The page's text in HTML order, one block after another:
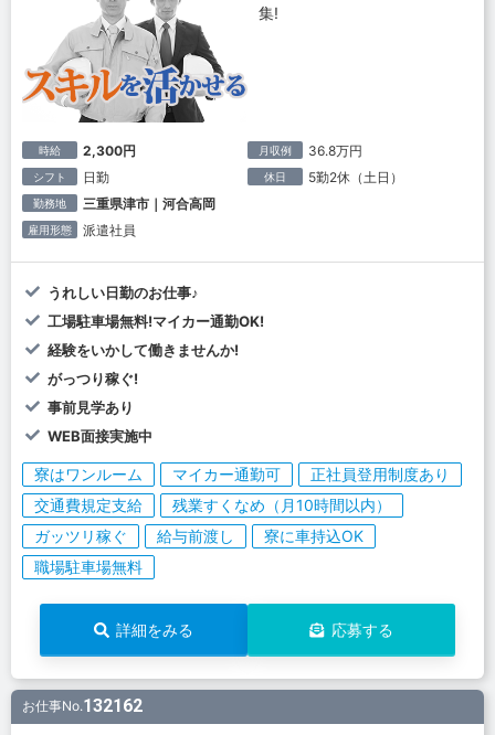
集!
時給 2,300円 月収例 36.8万円
シフト 日勤 休日 5勤2休（土日）
勤務地 三重県津市｜河合高岡
雇用形態 派遣社員
うれしい日勤のお仕事♪
工場駐車場無料!マイカー通勤OK!
経験をいかして働きませんか!
がっつり稼ぐ!
事前見学あり
WEB面接実施中
寮はワンルーム マイカー通勤可
正社員登用制度あり
交通費規定支給
残業すくなめ（月10時間以内）
ガッツリ稼ぐ
給与前渡し
寮に車持込OK
職場駐車場無料
詳細をみる 応募する
お仕事No.132162